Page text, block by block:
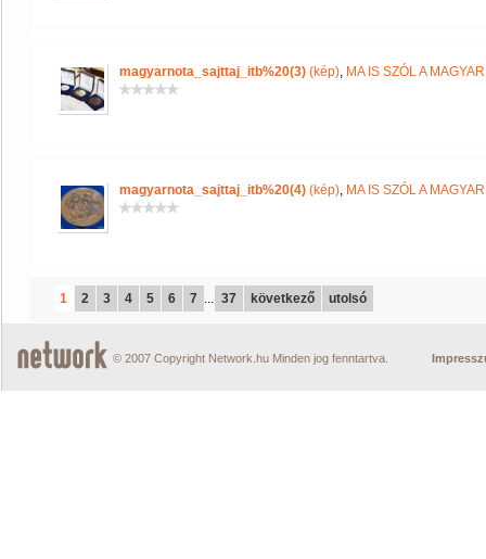
magyarnota_sajttaj_itb%20(3) (kép), MA IS SZÓL A
magyarnota_sajttaj_itb%20(4) (kép), MA IS SZÓL A
1 2 3 4 5 6 7 ... 37 következő utolsó
© 2007 Copyright Network.hu Minden jog fenntartva.